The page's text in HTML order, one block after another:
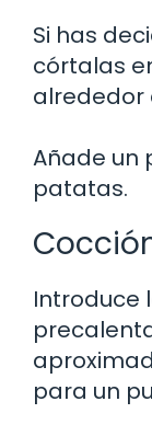
Si has
córtalas
alrededor
Añade un
patatas.
Introduce
para un